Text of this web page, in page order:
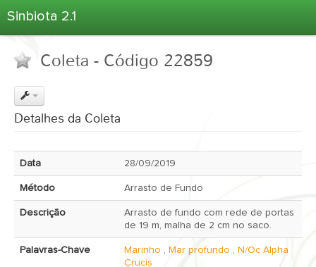
Sinbiota 2.1
Informações Ambientais
Coletas
Atlas 2.1
Estatísticas
Login
Coleta - Código 22859
Detalhes da Coleta
Data 28/09/2019
Método Arrasto de Fundo
Descrição
Arrasto de fundo com rede de portas
de 19 m, malha de 2 cm no saco.
Palavras-Chave Marinho , Mar profundo , N/Oc Alpha
Crucis